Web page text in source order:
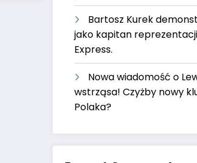
Bartosz Kurek
jako kapitan
Express.
Nowa wiadomość o
wstrząsa! Czyżby nowy
Polaka?